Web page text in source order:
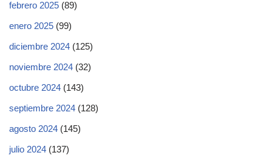
febrero 2025 (89)
enero 2025 (99)
diciembre 2024 (125)
noviembre 2024 (32)
octubre 2024 (143)
septiembre 2024 (128)
agosto 2024 (145)
julio 2024 (137)